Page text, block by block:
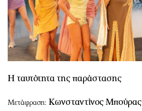
Η ταυτότητα της παράστασης
Μετάφραση: Κωνσταντίνος Μπούρας